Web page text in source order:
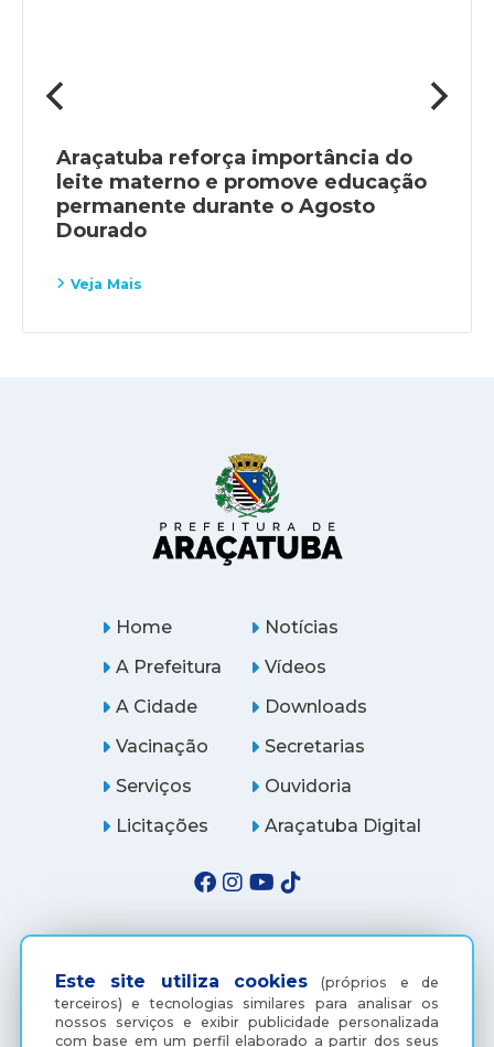
Araçatuba reforça importância do
leite materno e promove educação
permanente durante o Agosto
Dourado
Veja Mais
Este site utiliza cookies (próprios e de
terceiros) e tecnologias similares para analisar os
nossos serviços e exibir publicidade personalizada
com base em um perfil elaborado a partir dos seus
Home
A Prefeitura
A Cidade
Notícias
Vídeos
Downloads
Vacinação
Serviços
Licitações
Secretarias
Ouvidoria
Araçatuba Digital